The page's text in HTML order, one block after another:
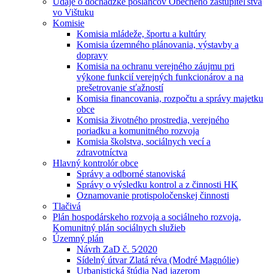
vo Vištuku
Komisie
Komisia mládeže, športu a kultúry
Komisia územného plánovania, výstavby a
dopravy
Komisia na ochranu verejného záujmu pri
výkone funkcií verejných funkcionárov a na
prešetrovanie sťažností
Komisia financovania, rozpočtu a správy majetku
obce
Komisia životného prostredia, verejného
poriadku a komunitného rozvoja
Komisia školstva, sociálnych vecí a
zdravotníctva
Hlavný kontrolór obce
Správy a odborné stanoviská
Správy o výsledku kontrol a z činnosti HK
Oznamovanie protispoločenskej činnosti
Tlačivá
Plán hospodárskeho rozvoja a sociálneho rozvoja,
Komunitný plán sociálnych služieb
Územný plán
Návrh ZaD č. 5⁄2020
Sídelný útvar Zlatá réva (Modré Magnólie)
Urbanistická štúdia Nad jazerom